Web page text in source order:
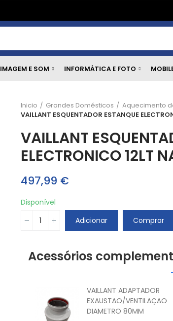
IMAGEM E SOM INFORMÁTICA E FOTO
Inicio Grandes Domésticos
Aquecimento
VAILLANT ESQUENTADOR ESTANQUE
VAILLANT
ELECTRONICO 12LT
497,99 €
Disponível
Adicionar
Comprar
Acessórios
VAILLANT ADAPTADOR
EXAUSTAO/VENTILAÇAO
DIAMETRO 80MM